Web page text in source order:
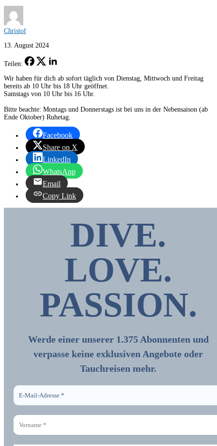
Christof
13. August 2024
Teilen:
Wir haben für dich ab sofort täglich von Dienstag, Mittwoch und Freitag
bereits ab 10 Uhr bis 18 Uhr geöffnet.
Samstags von 10 Uhr bis 16 Uhr.
Bitte beachte: Montags und Donnerstags ist bei uns in der Nebensaison (ab
Ende Oktober) Ruhetag.
Facebook
Share on X
LinkedIn
WhatsApp
Email
Copy Link
DIVE.
LOVE.
PASSION.
Werde einer unserer 1.375 Abonnenten und
verpasse keine exklusiven Angebote oder
Tauchreisen mehr.